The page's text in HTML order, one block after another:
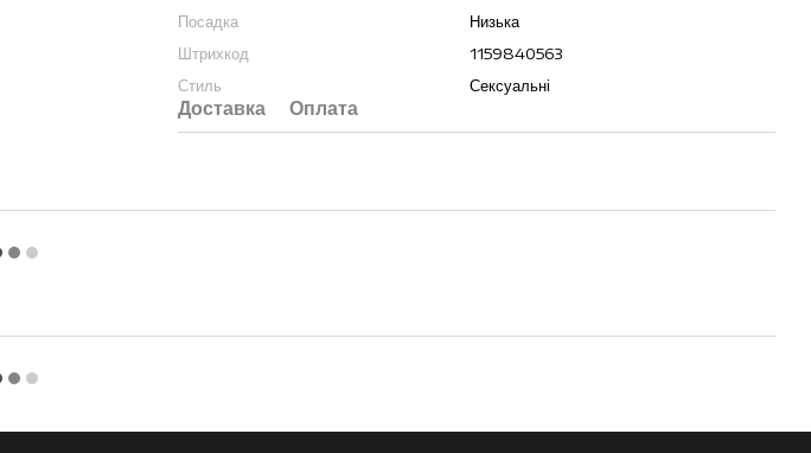
Посадка
Низька
Штрихкод
1159840563
Стиль
Сексуальні
Доставка Оплата